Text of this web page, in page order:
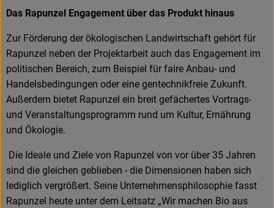
Das Rapunzel Engagement über das Produkt hinaus
Zur Förderung der ökologischen Landwirtschaft gehört für
Rapunzel neben der Projektarbeit auch das Engagement im
politischen Bereich, zum Beispiel für faire Anbau- und
Handelsbedingungen oder eine gentechnikfreie Zukunft.
Außerdem bietet Rapunzel ein breit gefächertes Vortrags-
und Veranstaltungsprogramm rund um Kultur, Ernährung
und Ökologie.
Die Ideale und Ziele von Rapunzel von vor über 35 Jahren
sind die gleichen geblieben - die Dimensionen haben sich
lediglich vergrößert. Seine Unternehmensphilosophie fasst
Rapunzel heute unter dem Leitsatz „Wir machen Bio aus